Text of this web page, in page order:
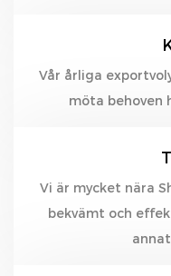
Vår årliga
möta behoven
Vi är mycket nära
bekvämt och